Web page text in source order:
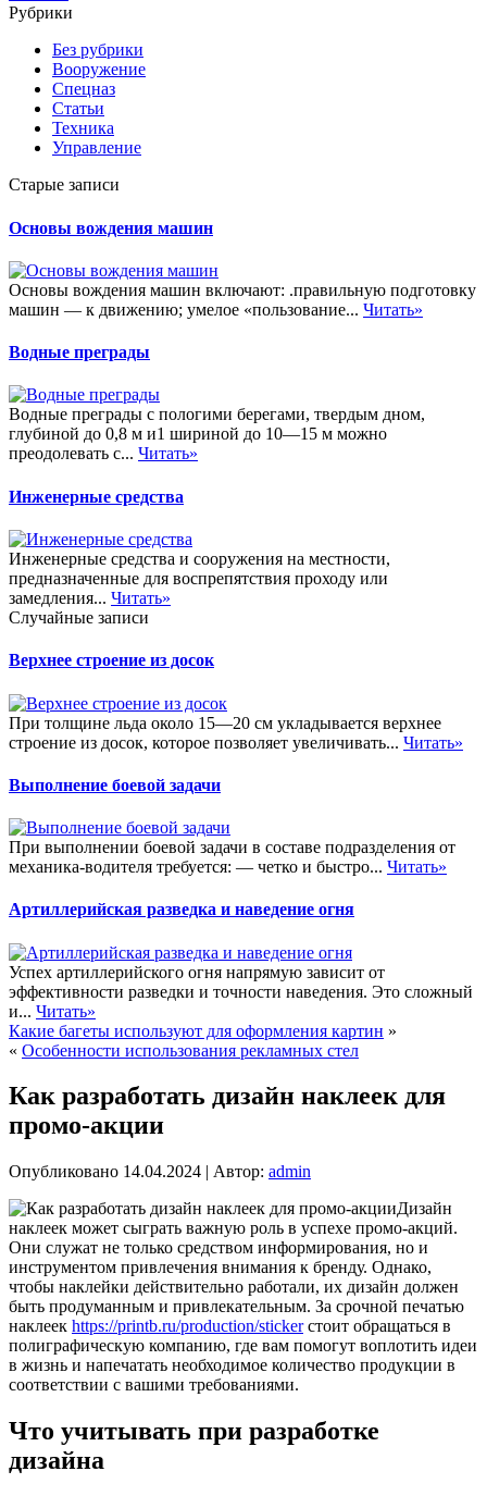
Рубрики
Без рубрики
Вооружение
Спецназ
Статьи
Техника
Управление
Старые записи
Основы вождения машин
Основы вождения машин включают: .правильную подготовку
машин — к движению; умелое «пользование... Читать»
Водные преграды
Водные преграды с пологими берегами, твердым дном,
глубиной до 0,8 м и1 шириной до 10—15 м можно
преодолевать с... Читать»
Инженерные средства
Инженерные средства и сооружения на местности,
предназначенные для воспрепятствия проходу или
замедления... Читать»
Случайные записи
Верхнее строение из досок
При толщине льда около 15—20 см укладывается верхнее
строение из досок, которое позволяет увеличивать... Читать»
Выполнение боевой задачи
При выполнении боевой задачи в составе подразделения от
механика-водителя требуется: — четко и быстро... Читать»
Артиллерийская разведка и наведение огня
Успех артиллерийского огня напрямую зависит от
эффективности разведки и точности наведения. Это сложный
и... Читать»
Какие багеты используют для оформления картин »
« Особенности использования рекламных стел
Как разработать дизайн наклеек для
промо-акции
Опубликовано 14.04.2024 | Автор: admin
Дизайн
наклеек может сыграть важную роль в успехе промо-акций.
Они служат не только средством информирования, но и
инструментом привлечения внимания к бренду. Однако,
чтобы наклейки действительно работали, их дизайн должен
быть продуманным и привлекательным. За срочной печатью
наклеек https://printb.ru/production/stickerстоит обращаться в
полиграфическую компанию, где вам помогут воплотить идеи
в жизнь и напечатать необходимое количество продукции в
соответствии с вашими требованиями.
Что учитывать при разработке
дизайна